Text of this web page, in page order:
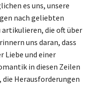
es uns, unsere
nach geliebten
artikulieren, die oft über
uns daran, dass
Liebe und einer
in diesen Zeilen
die Herausforderungen